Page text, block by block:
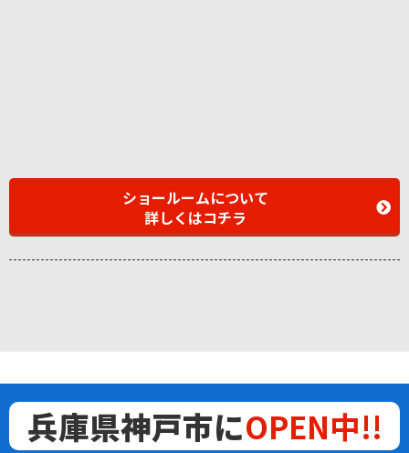
ショールームについて
詳しくはコチラ
兵庫県神戸市にOPEN中!!